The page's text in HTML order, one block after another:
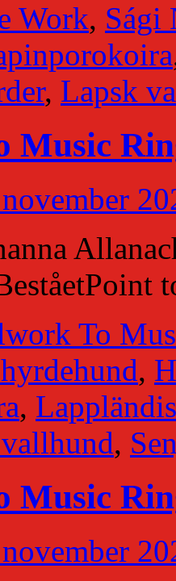
Work, Sági
, Lapsk
Music
To
,
,
,
Music